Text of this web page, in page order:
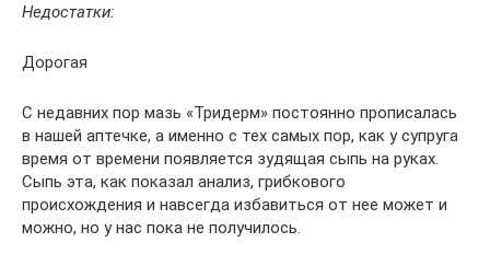
Недостатки:
Дорогая
С недавних пор мазь «Тридерм» постоянно прописалась
в нашей аптечке, а именно с тех самых пор, как у супруга
время от времени появляется зудящая сыпь на руках.
Сыпь эта, как показал анализ, грибкового
происхождения и навсегда избавиться от нее может и
можно, но у нас пока не получилось.